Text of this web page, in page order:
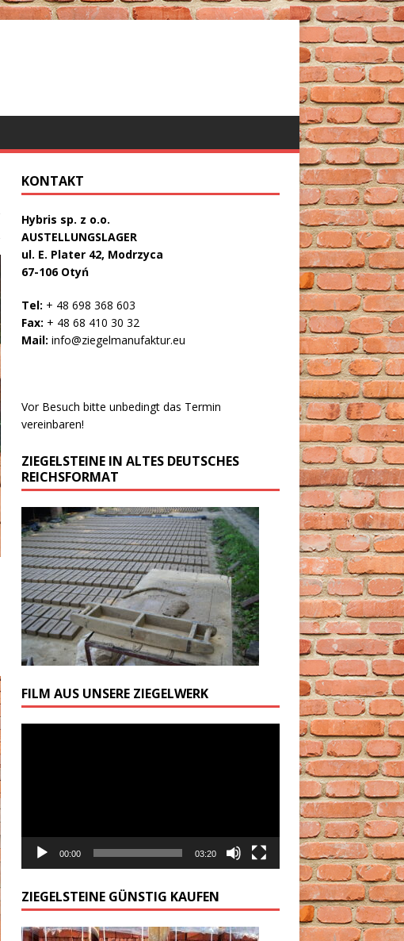
KONTAKT
Hybris sp. z o.o.
AUSTELLUNGSLAGER
ul. E. Plater 42, Modrzyca
67-106 Otyń
Tel: + 48 698 368 603
Fax: + 48 68 410 30 32
Mail: info@ziegelmanufaktur.eu
Vor Besuch bitte unbedingt das Termin
vereinbaren!
ZIEGELSTEINE IN ALTES DEUTSCHES
REICHSFORMAT
FILM AUS UNSERE ZIEGELWERK
00:00 03:20
ZIEGELSTEINE GÜNSTIG KAUFEN